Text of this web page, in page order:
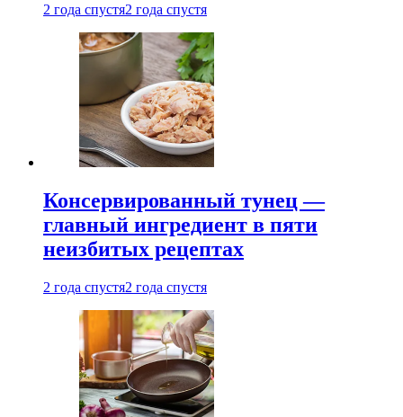
2 года спустя2 года спустя
Консервированный тунец —
главный ингредиент в пяти
неизбитых рецептах
2 года спустя2 года спустя